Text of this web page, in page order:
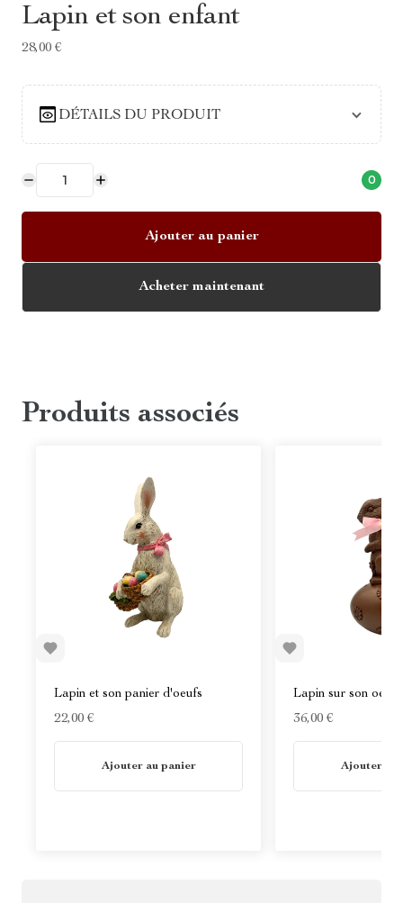
Lapin et son enfant
28,00 €
DÉTAILS DU PRODUIT
0
Ajouter au panier
Acheter maintenant
Produits associés
Lapin et son panier d'oeufs
22,00 €
Ajouter au panier
Lapin sur son oeuf
36,00 €
Ajouter au